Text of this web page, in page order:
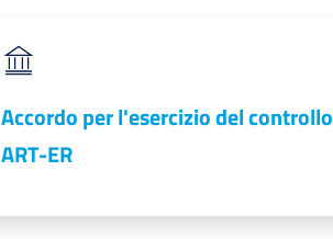
Accordo per l'esercizio del controllo
ART-ER